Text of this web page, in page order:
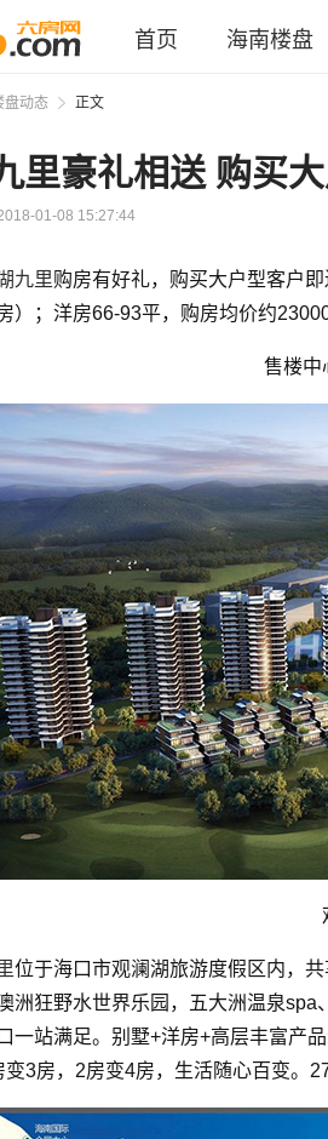
首页 海南楼盘
盘动态 正文
里豪礼相送 购买
01-08 15:27:44
九里购房有好礼，购买大户型客户
）；洋房66-93平，购房均价约
售楼中
位于海口市观澜湖旅游度假区内，
洲狂野水世界乐园，五大洲温泉
一站满足。别墅+洋房+高层丰富产
变3房，2房变4房，生活随心百变。